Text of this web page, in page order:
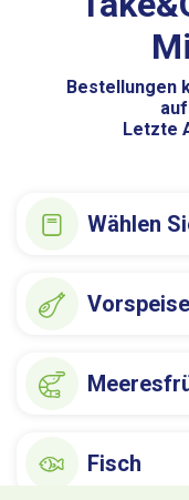
Bestellungen
Letzte
Wählen
Fisch